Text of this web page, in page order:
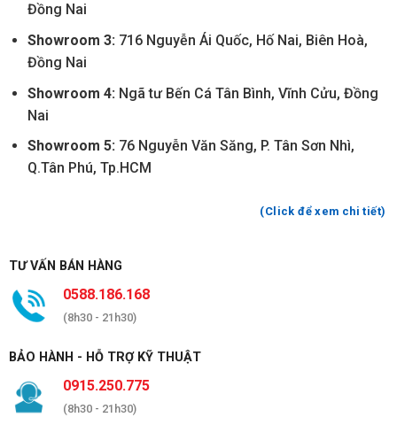
Đồng Nai
Showroom 3:716 Nguyễn Ái Quốc, Hố Nai, Biên Hoà,
Đồng Nai
Showroom 4: Ngã tư Bến Cá Tân Bình, Vĩnh Cửu, Đồng
Nai
Showroom 5: 76 Nguyễn Văn Săng, P. Tân Sơn Nhì,
Q.Tân Phú, Tp.HCM
(Click để xem chi tiết)
TƯ VẤN BÁN HÀNG
0588.186.168
(8h30 - 21h30)
BẢO HÀNH - HỖ TRỢ KỸ THUẬT
0915.250.775
(8h30 - 21h30)